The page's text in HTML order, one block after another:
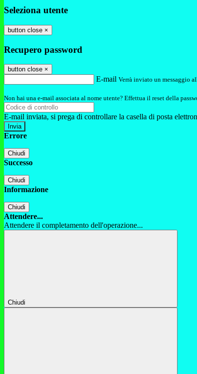
Seleziona utente
button close ×
Recupero password
button close ×
E-mail Verrà inviato un messaggio
Non hai una e-mail associata al nome utente? Effettua il reset della
E-mail inviata, si prega di controllare la casella di posta
Errore
Chiudi
Successo
Chiudi
Informazione
Chiudi
Attendere...
Attendere il completamento dell'operazione...
Chiudi